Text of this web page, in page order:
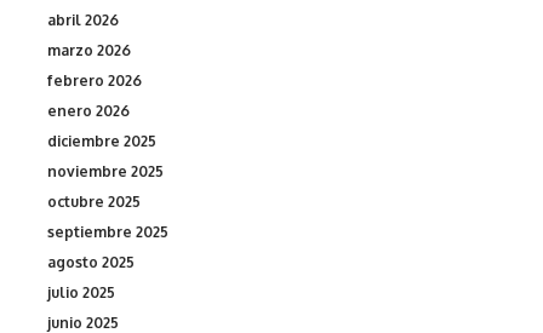
abril 2026
marzo 2026
febrero 2026
enero 2026
diciembre 2025
noviembre 2025
octubre 2025
septiembre 2025
agosto 2025
julio 2025
junio 2025